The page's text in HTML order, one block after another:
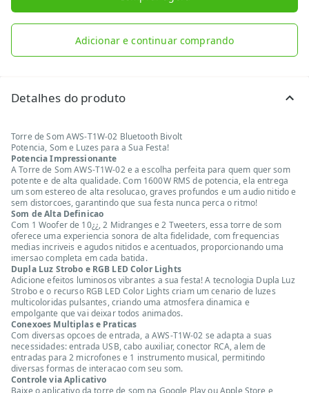
Adicionar e continuar comprando
Detalhes do produto
Torre de Som AWS-T1W-02 Bluetooth Bivolt
Potencia, Som e Luzes para a Sua Festa!
Potencia Impressionante
A Torre de Som AWS-T1W-02 e a escolha perfeita para quem quer som
potente e de alta qualidade. Com 1600W RMS de potencia, ela entrega
um som estereo de alta resolucao, graves profundos e um audio nitido e
sem distorcoes, garantindo que sua festa nunca perca o ritmo!
Som de Alta Definicao
Com 1 Woofer de 10¿¿, 2 Midranges e 2 Tweeters, essa torre de som
oferece uma experiencia sonora de alta fidelidade, com frequencias
medias incriveis e agudos nitidos e acentuados, proporcionando uma
imersao completa em cada batida.
Dupla Luz Strobo e RGB LED Color Lights
Adicione efeitos luminosos vibrantes a sua festa! A tecnologia Dupla Luz
Strobo e o recurso RGB LED Color Lights criam um cenario de luzes
multicoloridas pulsantes, criando uma atmosfera dinamica e
empolgante que vai deixar todos animados.
Conexoes Multiplas e Praticas
Com diversas opcoes de entrada, a AWS-T1W-02 se adapta a suas
necessidades: entrada USB, cabo auxiliar, conector RCA, alem de
entradas para 2 microfones e 1 instrumento musical, permitindo
diversas formas de interacao com seu som.
Controle via Aplicativo
Baixe o aplicativo da torre de som na Google Play ou Apple Store e